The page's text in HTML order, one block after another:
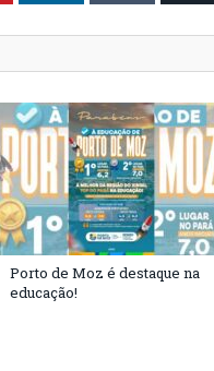
Porto de Moz é destaque na
educação!